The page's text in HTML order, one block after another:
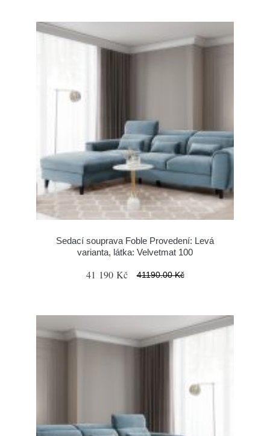
Sedací souprava Foble Provedení: Levá
varianta, látka: Velvetmat 100
41 190 Kč 41190.00 Kč